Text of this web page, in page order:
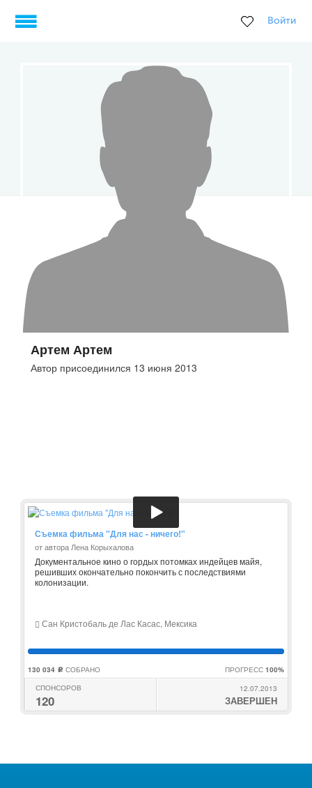
Войти
Артем Артем
Автор присоединился 13 июня 2013
Съемка фильма "Для нас - ничего!"
от автора Лена Корыхалова
Документальное кино о гордых потомках индейцев майя,
решивших окончательно покончить с последствиями
колонизации.
Сан Кристобаль де Лас Касас, Мексика
130 034 c СОБРАНО ПРОГРЕСС 100%
СПОНСОРОВ
120
12.07.2013
ЗАВЕРШЕН